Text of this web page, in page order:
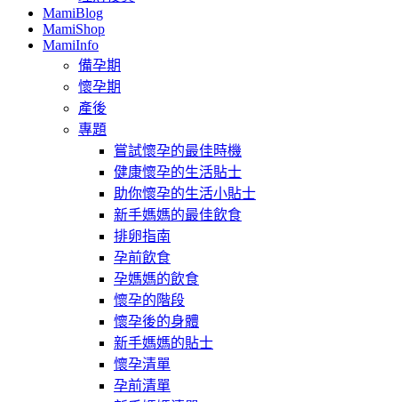
MamiBlog
MamiShop
MamiInfo
備孕期
懷孕期
產後
專題
嘗試懷孕的最佳時機
健康懷孕的生活貼士
助你懷孕的生活小貼士
新手媽媽的最佳飲食
排卵指南
孕前飲食
孕媽媽的飲食
懷孕的階段
懷孕後的身體
新手媽媽的貼士
懷孕清單
孕前清單